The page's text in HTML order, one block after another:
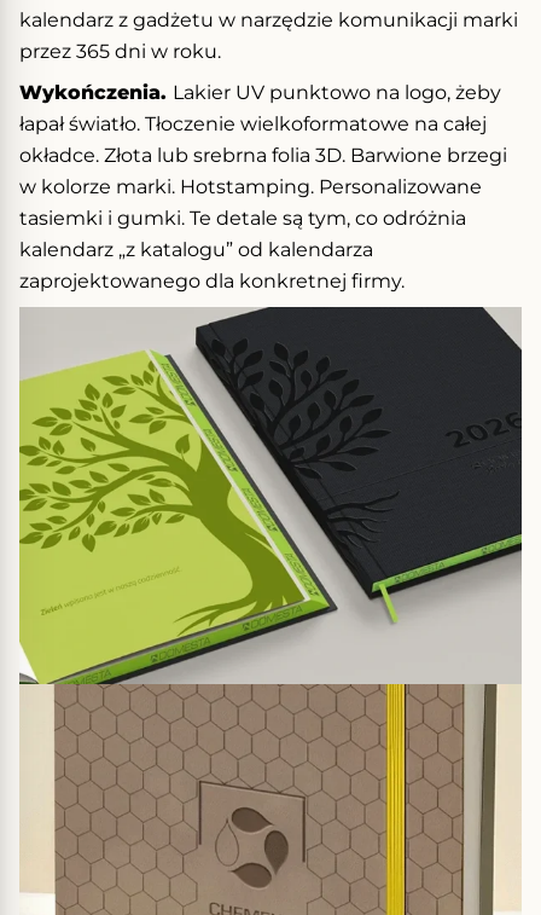
kalendarz z gadżetu w narzędzie komunikacji marki
przez 365 dni w roku.
Wykończenia. Lakier UV punktowo na logo, żeby
łapał światło. Tłoczenie wielkoformatowe na całej
okładce. Złota lub srebrna folia 3D. Barwione brzegi
w kolorze marki. Hotstamping. Personalizowane
tasiemki i gumki. Te detale są tym, co odróżnia
kalendarz „z katalogu” od kalendarza
zaprojektowanego dla konkretnej firmy.